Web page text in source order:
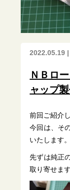
2022.05.19 |
ＮＢロ
ャップ
前回ご紹介
今回は、そ
いたします。
先ずは純正
取り寄せます